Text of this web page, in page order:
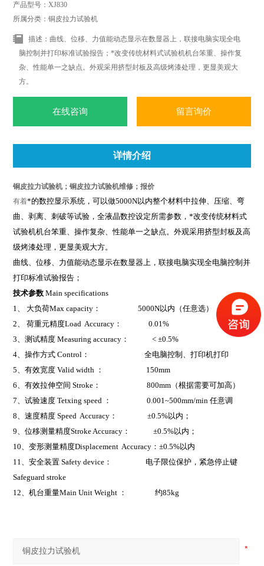
产品型号：XJ830
所属分类：铜皮拉力试验机
描述：曲线、位移、力值能动态显示在数显器上，联接电脑实现全电
脑控制并打印标准试验报告；*改变传统材料式试验机机台笨重、操作复
杂、性能单一之缺点。外观采用挤型封板及高级烤漆处理，更显美观大
方。
在线咨询 留言询价
详情介绍
铜皮拉力试验机；铜皮拉力试验机维修；报价
有着*的数控显示系统，可以做5000N以内整个材料中拉伸、压缩、弯
曲、剥离、刺破等试验，全液晶数控设定所需参数，*改变传统材料式
试验机机台笨重、操作复杂、性能单一之缺点。外观采用挤型封板及高
级烤漆处理，更显美观大方。
曲线、位移、力值能动态显示在数显器上，联接电脑实现全电脑控制并
打印标准试验报告；
技术参数 Main specifications
1、 大负荷Max capacity： 5000N以内（任意选）
2、 荷重元精度Load Accuracy： 0.01%
3、测试精度 Measuring accuracy： < ±0.5%
4、操作方式 Control： 全电脑控制、打印机打印
5、有效宽度 Valid width ： 150mm
6、有效拉伸空间 Stroke： 800mm（根据需要可加高）
7、试验速度 Tetxing speed ： 0.001~500mm/min 任意调
8、速度精度 Speed Accuracy： ±0.5%以内；
9、位移测量精度Stroke Accuracy： ±0.5%以内；
10、变形测量精度Displacement Accuracy：±0.5%以内
11、安全装置 Safety device： 电子限位保护，紧急停止键
Safeguard stroke
12、机台重量Main Unit Weight ： 约85kg